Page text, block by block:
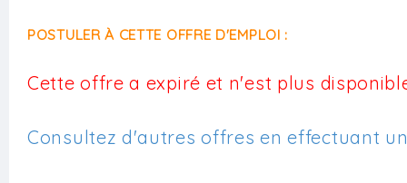
POSTULER À CETTE OFFRE D'EMPLOI :
Cette offre a expiré et n'est plus
Consultez d'autres offres en effectuant